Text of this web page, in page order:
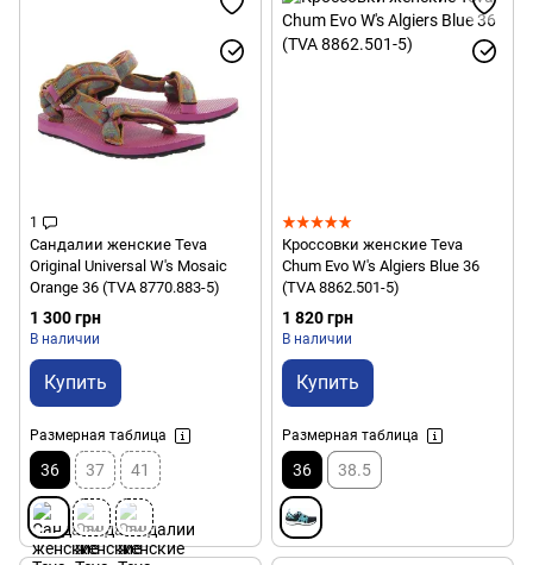
1
Сандалии женские Teva
Original Universal W's Mosaic
Orange 36 (TVA 8770.883-5)
1 300 грн
В наличии
Купить
Размерная таблица
36 37 41
Кроссовки женские Teva
Chum Evo W's Algiers Blue 36
(TVA 8862.501-5)
1 820 грн
В наличии
Купить
Размерная таблица
36 38.5